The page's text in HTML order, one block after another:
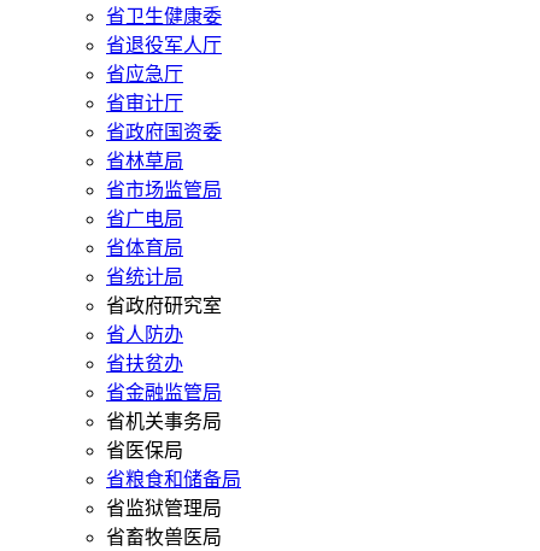
省卫生健康委
省退役军人厅
省应急厅
省审计厅
省政府国资委
省林草局
省市场监管局
省广电局
省体育局
省统计局
省政府研究室
省人防办
省扶贫办
省金融监管局
省机关事务局
省医保局
省粮食和储备局
省监狱管理局
省畜牧兽医局